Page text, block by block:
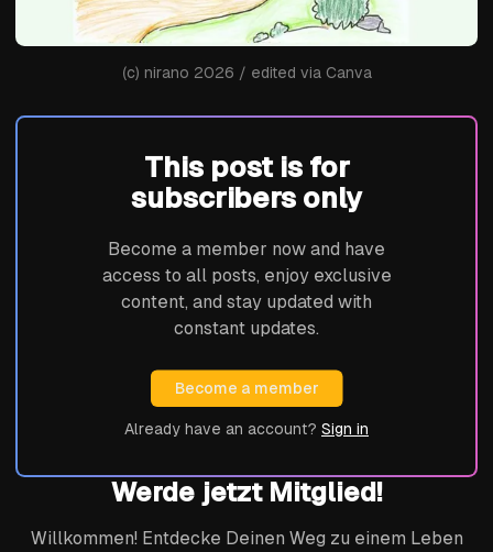
(c) nirano 2026 / edited via Canva
This post is for
subscribers only
Become a member now and have
access to all posts, enjoy exclusive
content, and stay updated with
constant updates.
Become a member
Already have an account? Sign in
Werde jetzt Mitglied!
Willkommen! Entdecke Deinen Weg zu einem Leben